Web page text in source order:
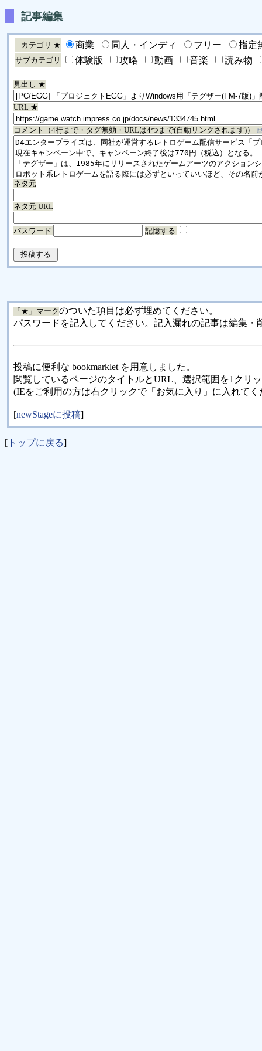
記事編集
カテゴリ ★ 商業 同人・インディ フリー 指定
サブカテゴリ 体験版 攻略 動画 音楽 読み物
見出し ★
URL ★
コメント（4行まで・タグ無効・URLは4つまで(自動リンクされます)）
ネタ元
ネタ元 URL
パスワード 記憶する
「★」マークのついた項目は必ず埋めてください。
パスワードを記入してください。記入漏れの記事は編集・
投稿に便利な bookmarklet を用意しました。
閲覧しているページのタイトルとURL、選択範囲を1クリ
(IEをご利用の方は右クリックで「お気に入り」に入れてく
[newStageに投稿]
[ トップに戻る]